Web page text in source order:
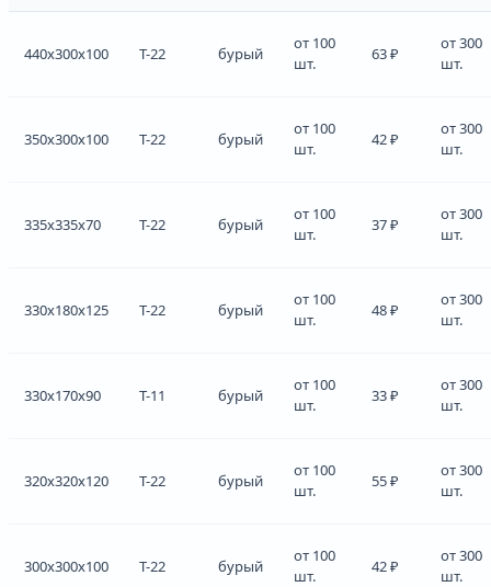
440x300x100 Т-22 бурый
от 100
шт.
63 ₽
от 300
шт.
350x300x100 Т-22 бурый
от 100
шт.
42 ₽
от 300
шт.
335x335x70 Т-22 бурый
от 100
шт.
37 ₽
от 300
шт.
330x180x125 Т-22 бурый
от 100
шт.
48 ₽
от 300
шт.
330x170x90 Т-11 бурый
от 100
шт.
33 ₽
от 300
шт.
320x320x120 Т-22 бурый
от 100
шт.
55 ₽
от 300
шт.
300x300x100 Т-22 бурый
от 100
шт.
42 ₽
от 300
шт.